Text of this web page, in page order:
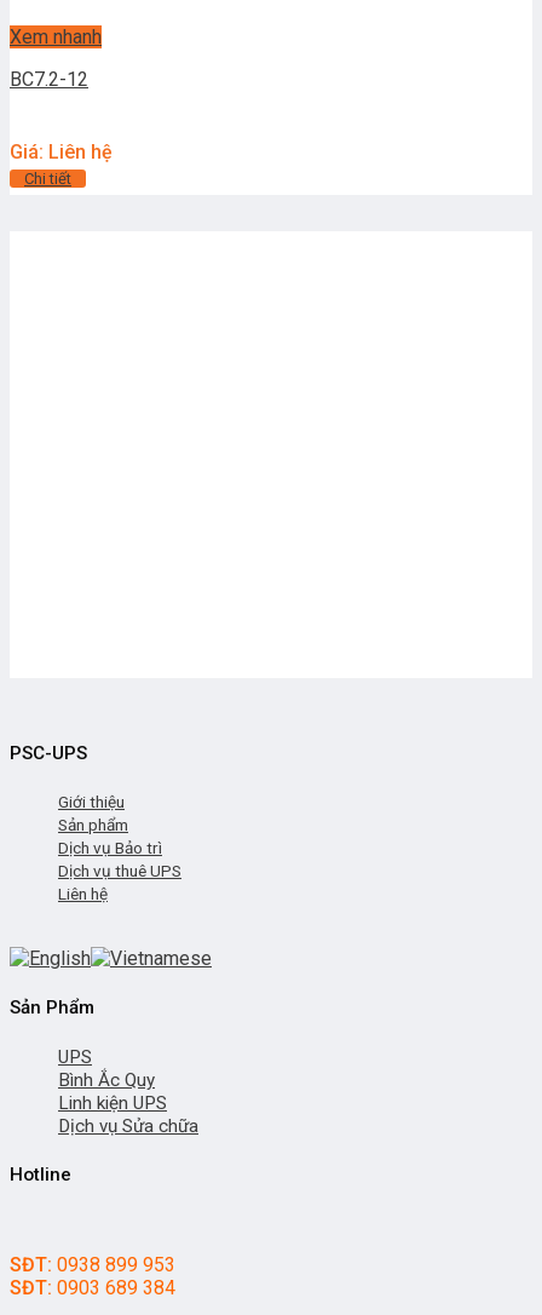
Xem nhanh
BC7.2-12
Giá: Liên hệ
Chi tiết
PSC-UPS
Giới thiệu
Sản phẩm
Dịch vụ Bảo trì
Dịch vụ thuê UPS
Liên hệ
Sản Phẩm
UPS
Bình Ắc Quy
Linh kiện UPS
Dịch vụ Sửa chữa
Hotline
SĐT: 0938 899 953
SĐT: 0903 689 384